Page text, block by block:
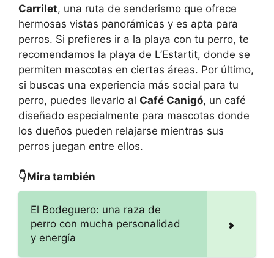
Carrilet, una ruta de senderismo que ofrece
hermosas vistas panorámicas y es apta para
perros. Si prefieres ir a la playa con tu perro, te
recomendamos la playa de L’Estartit, donde se
permiten mascotas en ciertas áreas. Por último,
si buscas una experiencia más social para tu
perro, puedes llevarlo al Café Canigó, un café
diseñado especialmente para mascotas donde
los dueños pueden relajarse mientras sus
perros juegan entre ellos.
👇Mira también
El Bodeguero: una raza de
perro con mucha personalidad
y energía